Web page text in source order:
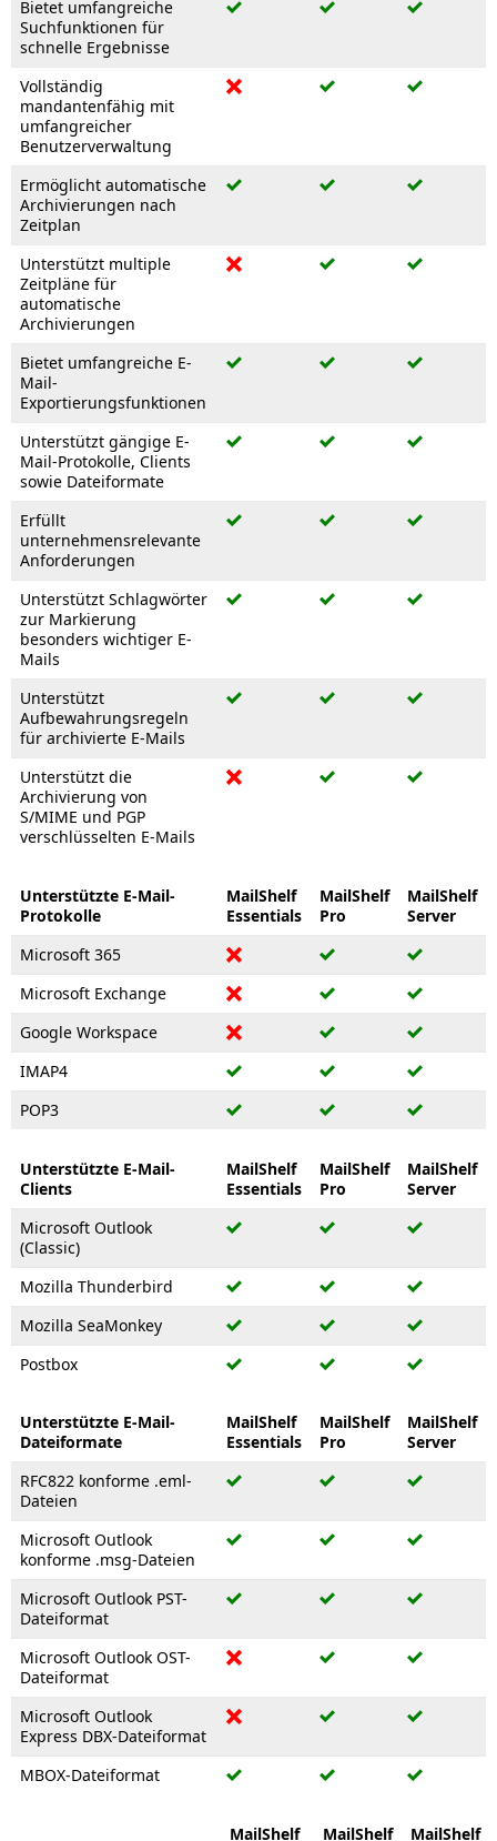
Bietet umfangreiche
Suchfunktionen für
schnelle Ergebnisse
Vollständig
mandantenfähig mit
umfangreicher
Benutzerverwaltung
Ermöglicht automatische
Archivierungen nach
Zeitplan
Unterstützt multiple
Zeitpläne für
automatische
Archivierungen
Bietet umfangreiche E-
Mail-
Exportierungsfunktionen
Unterstützt gängige E-
Mail-Protokolle, Clients
sowie Dateiformate
Erfüllt
unternehmensrelevante
Anforderungen
Unterstützt Schlagwörter
zur Markierung
besonders wichtiger E-
Mails
Unterstützt
Aufbewahrungsregeln
für archivierte E-Mails
Unterstützt die
Archivierung von
S/MIME und PGP
verschlüsselten E-Mails
Unterstützte E-Mail-
Protokolle
MailShelf
Essentials
MailShelf
Pro
MailShelf
Server
Microsoft 365
Microsoft Exchange
Google Workspace
IMAP4
POP3
Unterstützte E-Mail-
Clients
MailShelf
Essentials
MailShelf
Pro
MailShelf
Server
Microsoft Outlook
(Classic)
Mozilla Thunderbird
Mozilla SeaMonkey
Postbox
Unterstützte E-Mail-
Dateiformate
MailShelf
Essentials
MailShelf
Pro
MailShelf
Server
RFC822 konforme .eml-
Dateien
Microsoft Outlook
konforme .msg-Dateien
Microsoft Outlook PST-
Dateiformat
Microsoft Outlook OST-
Dateiformat
Microsoft Outlook
Express DBX-Dateiformat
MBOX-Dateiformat
MailShelf MailShelf MailShelf